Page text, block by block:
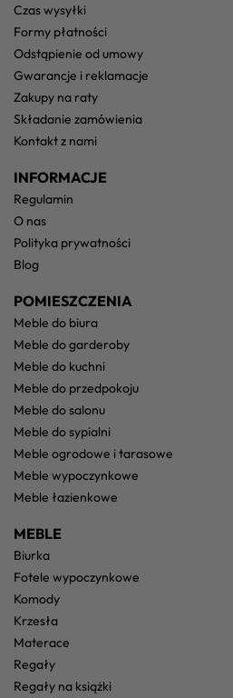
czas wysyłki
formy płatności
odstąpienie od umowy
gwarancje i reklamacje
zakupy na raty
składanie zamówienia
kontakt z nami
INFORMACJE
regulamin
o nas
polityka prywatności
blog
POMIESZCZENIA
meble do biura
meble do garderoby
meble do kuchni
meble do przedpokoju
meble do salonu
meble do sypialni
meble ogrodowe i tarasowe
meble wypoczynkowe
meble łazienkowe
MEBLE
biurka
fotele wypoczynkowe
komody
krzesła
materace
regały
regały na książki